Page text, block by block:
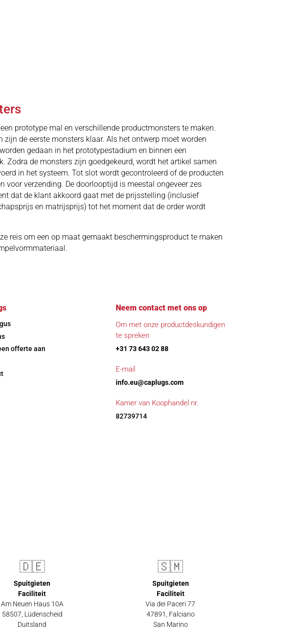
prototype mal en verschillende productmonsters te maken.
zijn de eerste monsters klaar. Als het ontwerp moet worden
gedaan in het prototypestadium en binnen een
Zodra de monsters zijn goedgekeurd, wordt het artikel samen
in het systeem. Tot slot wordt gecontroleerd of de producten
voor verzending. De doorlooptijd is meestal ongeveer zes
dat de klant akkoord gaat met de prijsstelling (inclusief
en matrijsprijs) tot het moment dat de order wordt
reis om een op maat gemaakt beschermingsproduct te maken
offerte aan
Neem contact met ons op
Om met onze productdeskundigen
te spreken
+31 73 643 02 88
E-mail
info.eu@caplugs.com
Kamer van Koophandel nr.
82739714
🇩🇪
Spuitgieten
Faciliteit
Am Neuen Haus 10A
58507 Lüdenscheid
Duitsland
🇸🇲
Spuitgieten
Faciliteit
Via dei Paceri 77
47891
Falciano
San Marino